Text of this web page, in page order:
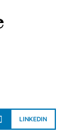
LINKEDIN